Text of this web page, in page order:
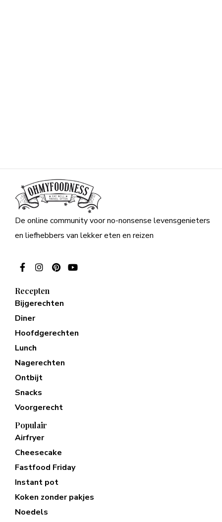
De online community voor no-nonsense levensgenieters
en liefhebbers van lekker eten en reizen
Recepten
Bijgerechten
Diner
Hoofdgerechten
Lunch
Nagerechten
Ontbijt
Snacks
Voorgerecht
Populair
Airfryer
Cheesecake
Fastfood Friday
Instant pot
Koken zonder pakjes
Noedels